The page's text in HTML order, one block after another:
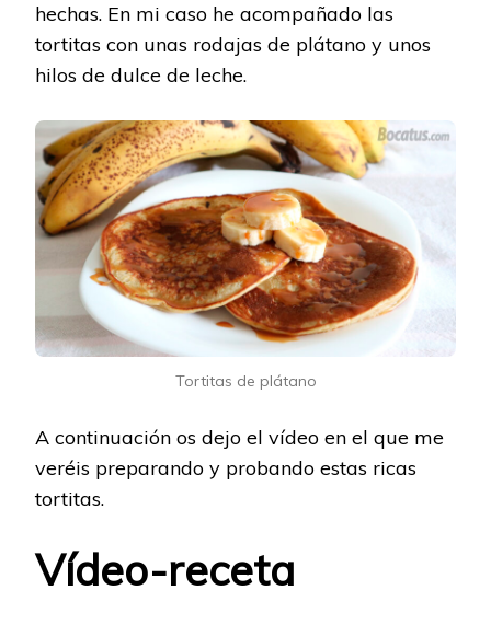
hechas. En mi caso he acompañado las
tortitas con unas rodajas de plátano y unos
hilos de dulce de leche.
Tortitas de plátano
A continuación os dejo el vídeo en el que me
veréis preparando y probando estas ricas
tortitas.
Vídeo-receta